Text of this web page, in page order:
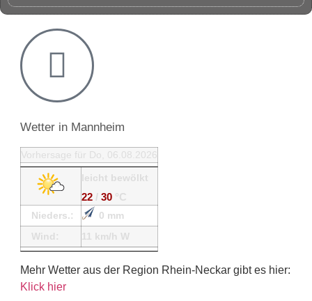
Wetter in Mannheim
Vorhersage für Do, 06.08.2026
leicht bewölkt
22/ 30°C
Nieders.:
0 mm
Wind:
11 km/h W
Mehr Wetter aus der Region Rhein-Neckar gibt es hier:
Klick hier